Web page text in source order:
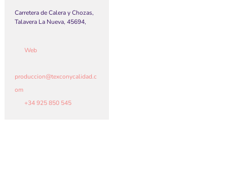
Carretera de Calera y Chozas,
Talavera La Nueva, 45694,
Web
produccion@texconycalidad.c
om
+34 925 850 545